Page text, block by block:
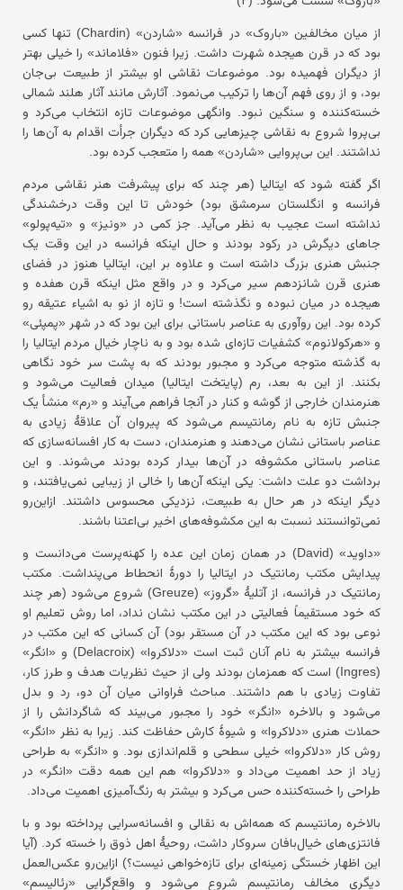
از میان مخالفین «باروک» در فرانسه «شاردن» (Chardin) تنها کسی
بود که در قرن هیجده شهرت داشت. زیرا فنون «فلاماند» را خیلی بهتر
از دیگران فهمیده بود. موضوعات نقاشی او بیشتر از طبیعت بی‌جان
بود، و از روی فهم آن‌ها را ترکیب می‌نمود. آثارش مانند آثار هلند شمالی
خسته‌کننده و سنگین نبود. وانگهی موضوعات تازه انتخاب می‌کرد و
بی‌پروا شروع به نقاشی چیزهایی کرد که دیگران جرأت اقدام به آن‌ها را
نداشتند. این بی‌پروایی «شاردن» همه را متعجب کرده بود.
اگر گفته شود که ایتالیا (هر چند که برای پیشرفت هنر نقاشی مردم
فرانسه و انگلستان سرمشق بود) خودش تا این وقت درخشندگی
نداشته است عجیب به نظر می‌آید. جز کمی در «ونیز» و «تیه‌پولو»
جاهای دیگرش در رکود بودند و حال اینکه فرانسه در این وقت یک
جنبش هنری بزرگ داشته است و علاوه بر این، ایتالیا هنوز در فضای
هنری قرن شانزدهم سیر می‌کرد و در واقع مثل اینکه قرن هفده و
هیجده در میان نبوده و نگذشته است! و تازه از نو به اشیاء عتیقه رو
کرده بود. این روآوری به عناصر باستانی برای این بود که در شهر «پمپئی»
و «هرکولانوم» کشفیات تازه‌ای شده بود و به ناچار خیال مردم ایتالیا را
به گذشته متوجه می‌کرد و مجبور بودند که به پشت سر خود نگاهی
بکنند. از این به بعد، رم (پایتخت ایتالیا) میدان فعالیت می‌شود و
هنرمندان خارجی از گوشه و کنار در آنجا فراهم می‌آیند و «رم» منشأ یک
جنبش تازه به نام رمانتیسم می‌شود که پیروان آن علاقهٔ زیادی به
عناصر باستانی نشان می‌دهند و هنرمندان، دست به کار افسانه‌سازی که
عناصر باستانی مکشوفه در آن‌ها بیدار کرده بودند می‌شوند. و این
برداشت دو علت داشت: یکی اینکه آن‌ها را خالی از زیبایی نمی‌یافتند، و
دیگر اینکه در هر حال به طبیعت، نزدیکی محسوس داشتند. ازاین‌رو
نمی‌توانستند نسبت به این مکشوفه‌های اخیر بی‌اعتنا باشند.
«داوید» (David) در همان زمان این عده را کهنه‌پرست می‌دانست و
پیدایش مکتب رمانتیک در ایتالیا را دورهٔ انحطاط می‌پنداشت. مکتب
رمانتیک در فرانسه، از آتلیهٔ «گروز» (Greuze) شروع می‌شود (هر چند
که خود مستقیماً فعالیتی در این مکتب نشان نداد، اما روش تعلیم او
نوعی بود که این مکتب در آن مستقر بود) آن کسانی که این مکتب در
فرانسه بیشتر به نام آنان ثبت است «دلاکروا» (Delacroix) و «انگر»
(Ingres) است که همزمان بودند ولی از حیث نظریات هدف و طرز کار،
تفاوت زیادی با هم داشتند. مباحث فراوانی میان آن دو، رد و بدل
می‌شود و بالاخره «انگر» خود را مجبور می‌بیند که شاگردانش را از
حملات هنری «دلاکروا» و شیوهٔ کارش حفاظت کند. زیرا به نظر «انگر»
روش کار «دلاکروا» خیلی سطحی و قلم‌اندازی بود. و «انگر» به طراحی
زیاد از حد اهمیت می‌داد و «دلاکروا» هم این همه دقت «انگر» در
طراحی را خسته‌کننده حس می‌کرد و بیشتر به رنگ‌آمیزی اهمیت می‌داد.
بالاخره رمانتیسم که همه‌اش به نقالی و افسانه‌سرایی پرداخته بود و با
فانتزی‌های خیال‌بافان سروکار داشت، روحیهٔ اهل ذوق را خسته کرد. (آیا
این اظهار خستگی زمینه‌ای برای تازه‌خواهی نیست؟) ازاین‌رو عکس‌العمل
دیگری مخالف رمانتیسم شروع می‌شود و واقع‌گرایی «رئالیسم»